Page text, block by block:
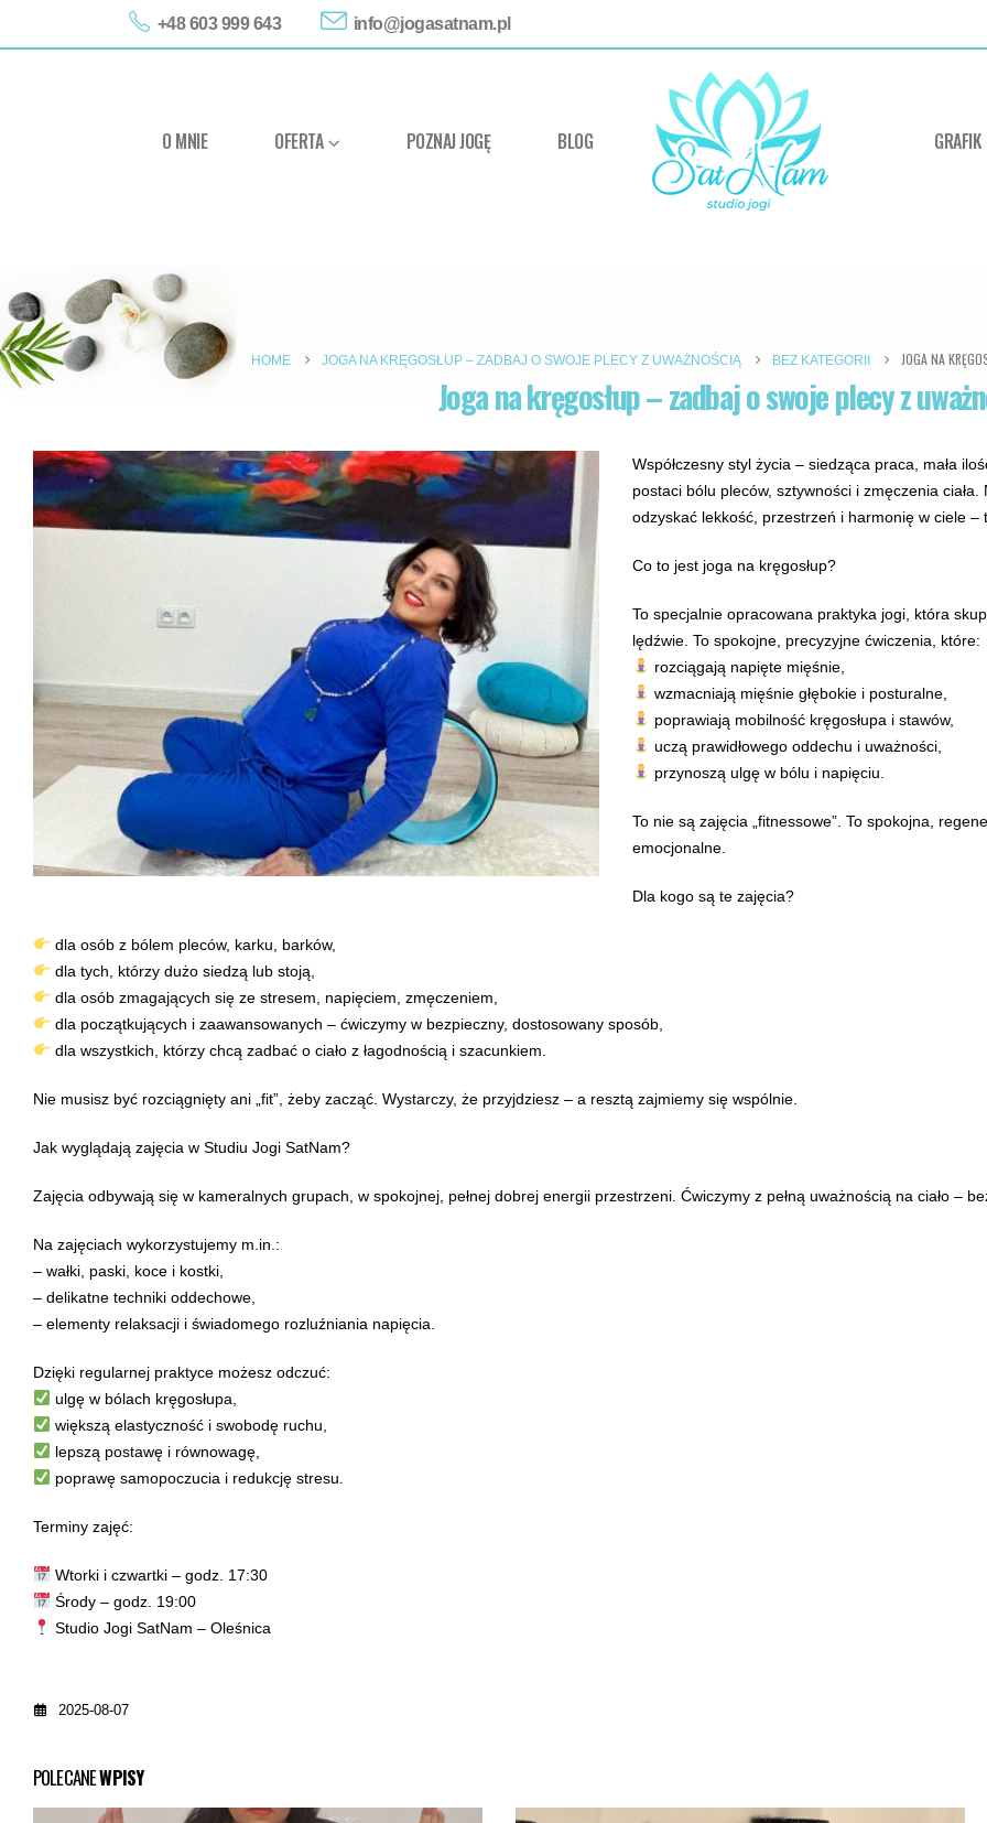
+48 603 999 643 info@jogasatnam.pl
O MNIE OFERTA POZNAJ JOGĘ BLOG GRAFIK
HOME JOGA NA KRĘGOSŁUP – ZADBAJ O SWOJE PLECY Z UWAŻNOŚCIĄ BEZ KATEGORII JOGA NA
Joga na kręgosłup – zadbaj o swoje plecy z
Współczesny styl życia – siedząca praca, mała
postaci bólu pleców, sztywności i zmęczenia
odzyskać lekkość, przestrzeń i harmonię w ciele –
Co to jest joga na kręgosłup?
To specjalnie opracowana praktyka jogi, która
lędźwie. To spokojne, precyzyjne ćwiczenia, które:
rozciągają napięte mięśnie,
wzmacniają mięśnie głębokie i posturalne,
poprawiają mobilność kręgosłupa i stawów,
uczą prawidłowego oddechu i uważności,
przynoszą ulgę w bólu i napięciu.
To nie są zajęcia „fitnessowe”. To spokojna,
emocjonalne.
Dla kogo są te zajęcia?
dla osób z bólem pleców, karku, barków,
dla tych, którzy dużo siedzą lub stoją,
dla osób zmagających się ze stresem, napięciem, zmęczeniem,
dla początkujących i zaawansowanych – ćwiczymy w bezpieczny, dostosowany sposób,
dla wszystkich, którzy chcą zadbać o ciało z łagodnością i szacunkiem.
Nie musisz być rozciągnięty ani „fit”, żeby zacząć. Wystarczy, że przyjdziesz – a resztą zajmiemy się wspólnie.
Jak wyglądają zajęcia w Studiu Jogi SatNam?
Zajęcia odbywają się w kameralnych grupach, w spokojnej, pełnej dobrej energii przestrzeni. Ćwiczymy z pełną uważnością na ciało –
Na zajęciach wykorzystujemy m.in.:
– wałki, paski, koce i kostki,
– delikatne techniki oddechowe,
– elementy relaksacji i świadomego rozluźniania napięcia.
Dzięki regularnej praktyce możesz odczuć:
ulgę w bólach kręgosłupa,
większą elastyczność i swobodę ruchu,
lepszą postawę i równowagę,
poprawę samopoczucia i redukcję stresu.
Terminy zajęć:
Wtorki i czwartki – godz. 17:30
Środy – godz. 19:00
Studio Jogi SatNam – Oleśnica
2025-08-07
POLECANEWPISY